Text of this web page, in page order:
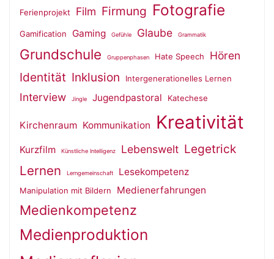
Ferienprojekt Film Firmung Fotografie
Gamification Gaming Gefühle Glaube Grammatik
Grundschule Gruppenphasen Hate Speech Hören
Identität Inklusion Intergenerationelles Lernen
Interview Jingle Jugendpastoral Katechese
Kirchenraum Kommunikation Kreativität
Kurzfilm Künstliche Intelligenz Lebenswelt Legetrick
Lernen Lerngemeinschaft Lesekompetenz
Manipulation mit Bildern Medienerfahrungen
Medienkompetenz
Medienproduktion